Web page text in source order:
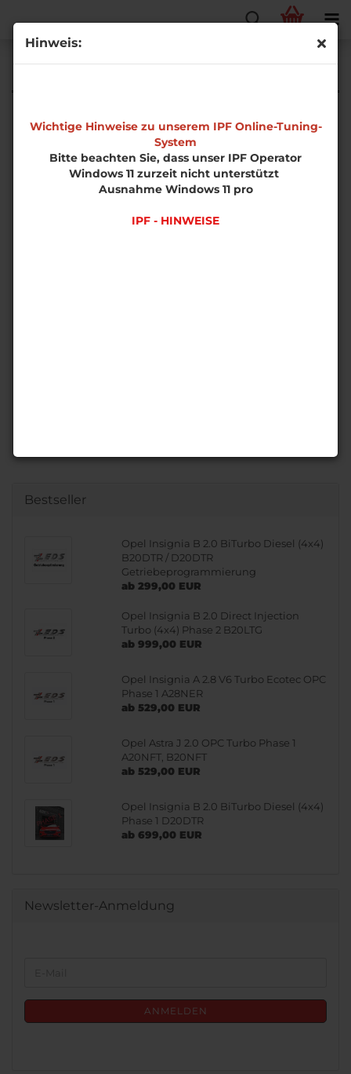
Hinweis:
Wichtige Hinweise zu unserem IPF Online-Tuning-
System
Bitte beachten Sie, dass unser IPF Operator
Windows 11 zurzeit nicht unterstützt
Ausnahme Windows 11 pro
IPF - HINWEISE
Bestseller
Opel Insignia B 2.0 BiTurbo Diesel (4x4)
B20DTR / D20DTR
Getriebeprogrammierung
ab 299,00 EUR
Opel Insignia B 2.0 Direct Injection
Turbo (4x4) Phase 2 B20LTG
ab 999,00 EUR
Opel Insignia A 2.8 V6 Turbo Ecotec OPC
Phase 1 A28NER
ab 529,00 EUR
Opel Astra J 2.0 OPC Turbo Phase 1
A20NFT, B20NFT
ab 529,00 EUR
Opel Insignia B 2.0 BiTurbo Diesel (4x4)
Phase 1 D20DTR
ab 699,00 EUR
Newsletter-Anmeldung
ANMELDEN